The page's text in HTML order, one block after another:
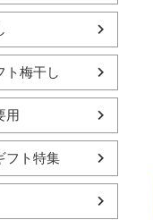
ト梅干し
用
フト特集